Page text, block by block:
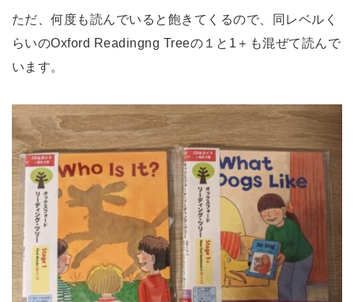
ただ、何度も読んでいると飽きてくるので、同レベルく
らいのOxford Readingng Treeの１と1＋も混ぜて読んで
います。